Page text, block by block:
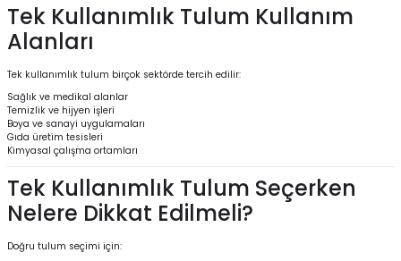
Tek Kullanımlık Tulum Kullanım
Alanları
Tek kullanımlık tulum birçok sektörde tercih edilir:
Sağlık ve medikal alanlar
Temizlik ve hijyen işleri
Boya ve sanayi uygulamaları
Gıda üretim tesisleri
Kimyasal çalışma ortamları
Tek Kullanımlık Tulum Seçerken
Nelere Dikkat Edilmeli?
Doğru tulum seçimi için: